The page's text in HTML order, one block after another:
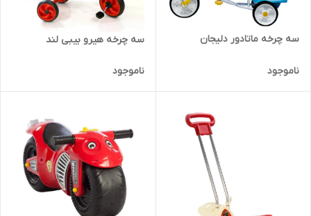
سه چرخه ماتادور دلیجان
ناموجود
سه چرخه هیرو بیبی لند
ناموجود